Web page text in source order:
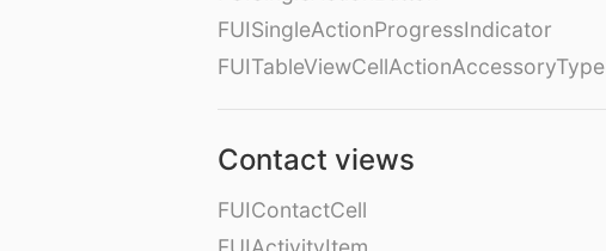
FUISingleActionProgressIndicator
FUITableViewCellActionAccessoryType
Contact views
FUIContactCell